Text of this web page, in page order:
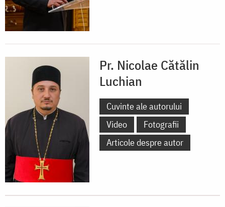
Pr. Nicolae Cătălin
Luchian
Cuvinte ale autorului
Video
Fotografii
Articole despre autor